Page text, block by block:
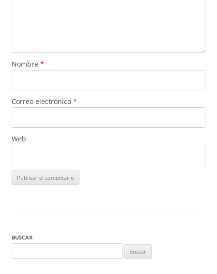
Nombre *
Correo electrónico *
Web
BUSCAR